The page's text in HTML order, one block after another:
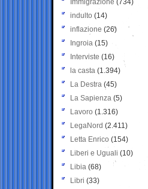
Immigrazione (734)
indulto (14)
inflazione (26)
Ingroia (15)
Interviste (16)
la casta (1.394)
La Destra (45)
La Sapienza (5)
Lavoro (1.316)
LegaNord (2.411)
Letta Enrico (154)
Liberi e Uguali (10)
Libia (68)
Libri (33)